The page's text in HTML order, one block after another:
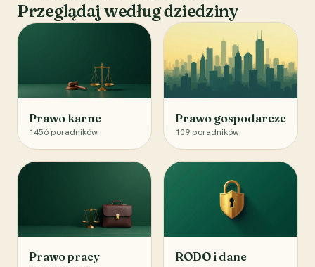
Przeglądaj według dziedziny
Prawo karne
1456 poradników
Prawo gospodarcze
109 poradników
Prawo pracy
RODO i dane